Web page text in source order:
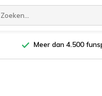
Meer dan 4.500